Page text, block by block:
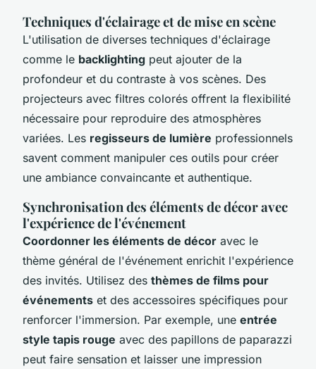
Techniques d'éclairage et de mise en scène
L'utilisation de diverses techniques d'éclairage
comme le backlighting peut ajouter de la
profondeur et du contraste à vos scènes. Des
projecteurs avec filtres colorés offrent la flexibilité
nécessaire pour reproduire des atmosphères
variées. Les regisseurs de lumière professionnels
savent comment manipuler ces outils pour créer
une ambiance convaincante et authentique.
Synchronisation des éléments de décor avec
l'expérience de l'événement
Coordonner les éléments de décor avec le
thème général de l'événement enrichit l'expérience
des invités. Utilisez des thèmes de films pour
événements et des accessoires spécifiques pour
renforcer l'immersion. Par exemple, une entrée
style tapis rouge avec des papillons de paparazzi
peut faire sensation et laisser une impression